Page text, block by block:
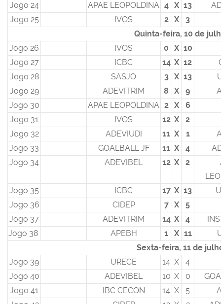
Jogo 24
APAE LEOPOLDINA 4 X 13
Jogo 25
IVOS 2 X
3
Quinta-feira, 10 de
Jogo 26
IVOS 0 X 10
Jogo 27
ICBC 14 X 12
Jogo 28
SASJO 3 X 13
Jogo 29
ADEVITRIM 8 X 9
Jogo 30
APAE LEOPOLDINA 2 X
6
Jogo 31
IVOS 12 X
2
Jogo 32
ADEVIUDI 11 X 1
Jogo 33
GOALBALL JF 11 X 4
Jogo 34
ADEVIBEL 12 X 2
Jogo 35
ICBC 17 X 13
Jogo 36
CIDEP 7 X
5
Jogo 37
ADEVITRIM 14 X 4
Jogo 38
APEBH 1 X 11
Sexta-feira, 11 de
Jogo 39
URECE 14 X 4
Jogo 40
ADEVIBEL 10 X 0
Jogo 41
IBC CECON 14 X 5